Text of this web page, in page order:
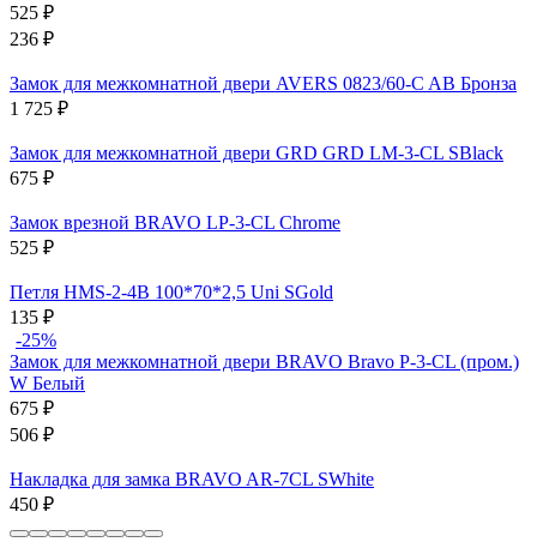
525 ₽
236 ₽
Замок для межкомнатной двери AVERS 0823/60-C AB Бронза
1 725 ₽
Замок для межкомнатной двери GRD GRD LM-3-CL SBlack
675 ₽
Замок врезной BRAVO LP-3-CL Chrome
525 ₽
Петля HMS-2-4B 100*70*2,5 Uni SGold
135 ₽
-25%
Замок для межкомнатной двери BRAVO Bravo P-3-CL (пром.)
W Белый
675 ₽
506 ₽
Накладка для замка BRAVO AR-7CL SWhite
450 ₽